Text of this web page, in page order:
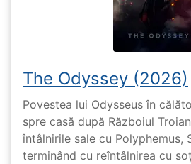
The Odyssey (2026)
Povestea lui Odysseus în
spre casă după Războiul
întâlnirile sale cu Polyphemus,
terminând cu reîntâlnirea cu